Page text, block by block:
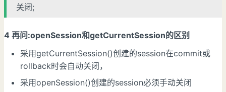
关闭;
4 再问:openSession和getCurrentSession的区别
采用getCurrentSession()创建的session在commit或
rollback时会自动关闭，
采用openSession()创建的session必须手动关闭